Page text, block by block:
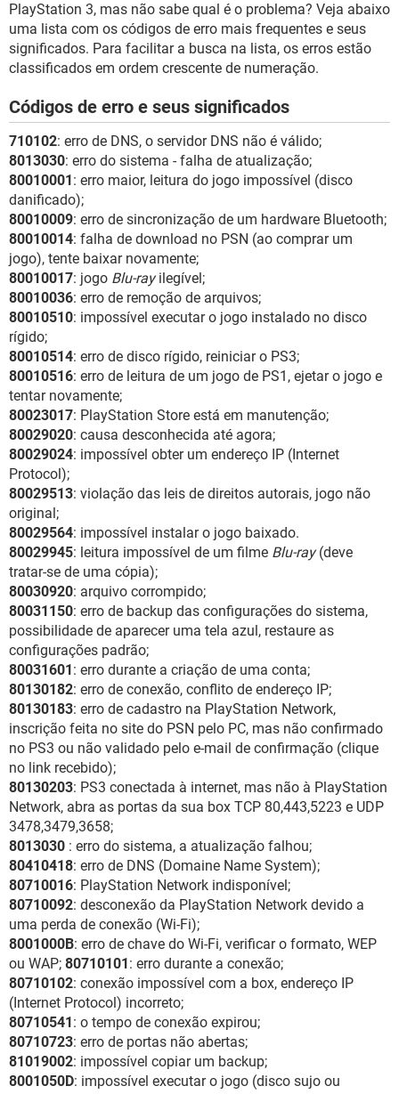
PlayStation 3, mas não sabe qual é o problema? Veja abaixo
uma lista com os códigos de erro mais frequentes e seus
significados. Para facilitar a busca na lista, os erros estão
classificados em ordem crescente de numeração.
Códigos de erro e seus significados
710102: erro de DNS, o servidor DNS não é válido;
8013030: erro do sistema - falha de atualização;
80010001: erro maior, leitura do jogo impossível (disco
danificado);
80010009: erro de sincronização de um hardware Bluetooth;
80010014: falha de download no PSN (ao comprar um
jogo), tente baixar novamente;
80010017: jogo Blu-rayilegível;
80010036: erro de remoção de arquivos;
80010510: impossível executar o jogo instalado no disco
rígido;
80010514: erro de disco rígido, reiniciar o PS3;
80010516: erro de leitura de um jogo de PS1, ejetar o jogo e
tentar novamente;
80023017: PlayStation Store está em manutenção;
80029020: causa desconhecida até agora;
80029024: impossível obter um endereço IP (Internet
Protocol);
80029513: violação das leis de direitos autorais, jogo não
original;
80029564: impossível instalar o jogo baixado.
80029945: leitura impossível de um filme Blu-ray(deve
tratar-se de uma cópia);
80030920: arquivo corrompido;
80031150: erro de backup das configurações do sistema,
possibilidade de aparecer uma tela azul, restaure as
configurações padrão;
80031601: erro durante a criação de uma conta;
80130182: erro de conexão, conflito de endereço IP;
80130183: erro de cadastro na PlayStation Network,
inscrição feita no site do PSN pelo PC, mas não confirmado
no PS3 ou não validado pelo e-mail de confirmação (clique
no link recebido);
80130203: PS3 conectada à internet, mas não à PlayStation
Network, abra as portas da sua box TCP 80,443,5223 e UDP
3478,3479,3658;
8013030 : erro do sistema, a atualização falhou;
80410418: erro de DNS (Domaine Name System);
80710016: PlayStation Network indisponível;
80710092: desconexão da PlayStation Network devido a
uma perda de conexão (Wi-Fi);
8001000B: erro de chave do Wi-Fi, verificar o formato, WEP
ou WAP; 80710101: erro durante a conexão;
80710102: conexão impossível com a box, endereço IP
(Internet Protocol) incorreto;
80710541: o tempo de conexão expirou;
80710723: erro de portas não abertas;
81019002: impossível copiar um backup;
8001050D: impossível executar o jogo (disco sujo ou